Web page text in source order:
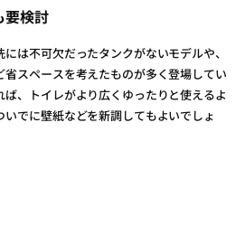
要検討
は不可欠だったタンクがないモデルや、
スペースを考えたものが多く登場してい
、トイレがより広くゆったりと使えるよ
でに壁紙などを新調してもよいでしょ